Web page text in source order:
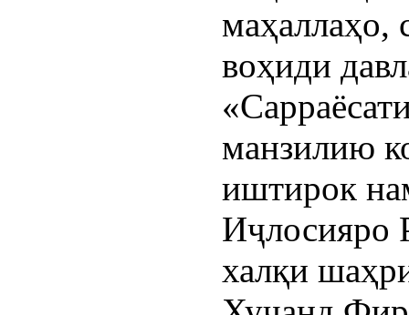
маҳаллаҳо,
воҳиди
манзилию
иштирок
Иҷлосияро
халқи